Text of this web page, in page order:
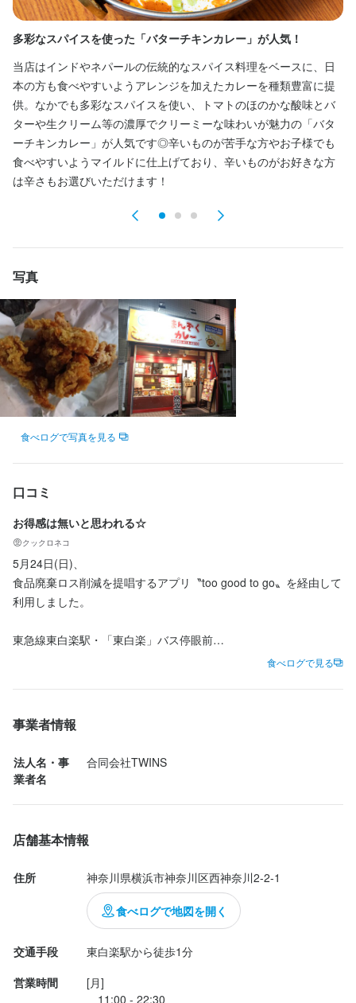
多彩なスパイスを使った「バターチキンカレー」が人気！
当店はインドやネパールの伝統的なスパイス料理をベースに、日
本の方も食べやすいようアレンジを加えたカレーを種類豊富に提
供。なかでも多彩なスパイスを使い、トマトのほのかな酸味とバ
ターや生クリーム等の濃厚でクリーミーな味わいが魅力の「バタ
ーチキンカレー」が人気です◎辛いものが苦手な方やお子様でも
食べやすいようマイルドに仕上げており、辛いものがお好きな方
は辛さもお選びいただけます！
写真
食べログで写真を見る
口コミ
お得感は無いと思われる☆
クックロネコ
5月24日(日)、
食品廃棄ロス削減を提唱するアプリ〝too good to go〟を経由して
利用しました。
東急線東白楽駅・「東白楽」バス停眼前
〝揚げ物サプライズ〟との事でしたが、それ以上の詳細は受け取
るまで不明。
1,090円⇨545円
を、受取日時にお店スタッフに提示して、所定の箇所をポチして
貰って〝ブツ〟を受け取ると、諸々完了というシステムだ。
お店スタッフがネパール人と思われる方ばかりで、日本語で書か
れたスマホ画面を見てから数十秒カタマってしまった。
中華街のお店での〝中華なひと〟は、そこから先・誰かに電話す
てしまうやら大惨事になってしまった。
食べログで見る
事業者情報
法人名・事
業者名
合同会社TWINS
店舗基本情報
住所 神奈川県横浜市神奈川区西神奈川2-2-1
食べログで地図を開く
交通手段
東白楽駅から徒歩1分
営業時間
[月]
11:00 - 22:30
・お客様への料理の提供
・お客様対応
・調理補助
・片付け
・締め作業
など
身に付くスキル
包丁さばき チーズの知識
店名
まんぞくキッチン
勤務地
神奈川県横浜市神奈川区西神奈川2-2-1
連絡先
法人名・事業者名
最終更新日2026/04/02